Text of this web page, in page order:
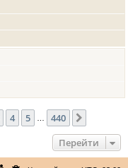
из 440
4 5 440
Перейти